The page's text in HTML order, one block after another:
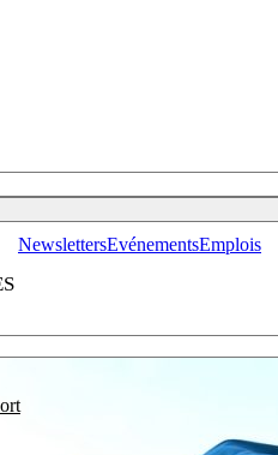
NewslettersEvénementsEmplois